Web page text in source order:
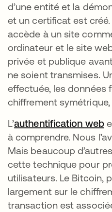
d’une entité et la
et un certificat est créé.
accède à un site
ordinateur et le site
privée et publique
ne soient transmises.
effectuée, les données
chiffrement symétrique,
L’authentification web
à comprendre. Nous
Mais beaucoup
cette technique pour
utilisateurs. Le Bitcoin,
largement sur le
transaction est